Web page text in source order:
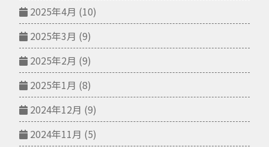
2025年4月 (10)
2025年3月 (9)
2025年2月 (9)
2025年1月 (8)
2024年12月 (9)
2024年11月 (5)